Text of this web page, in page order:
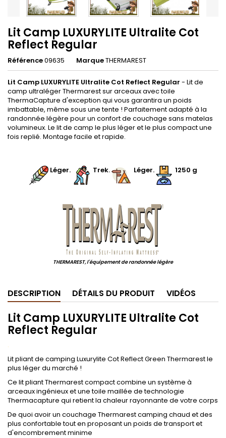
Lit Camp LUXURYLITE Ultralite Cot
Reflect Regular
Référence09635 MarqueTHERMAREST
Lit Camp LUXURYLITE Ultralite Cot Reflect Regular - Lit de
camp ultraléger Thermarest sur arceaux avec toile
ThermaCapture d'exception qui vous garantira un poids
imbattable, même sous une tente ! Parfaitement adapté à la
randonnée légère pour un confort de couchage sans matelas
volumineux. Le lit de camp le plus léger et le plus compact une
fois replié. Montage facile et rapide.
Léger.
Trek. Léger. 1250 g
THERMAREST, l'équipement de randonnée légère
DESCRIPTION DÉTAILS DU PRODUIT VIDÉOS
Lit Camp LUXURYLITE Ultralite Cot
Reflect Regular
.
Lit pliant de camping Luxurylite Cot Reflect Green Thermarest le
plus léger du marché !
Ce lit pliant Thermarest compact combine un système à
arceaux ingénieux et une toile maillée de technologie
Thermacapture qui retient la chaleur rayonnante de votre corps
De quoi avoir un couchage Thermarest camping chaud et des
plus confortable tout en proposant un poids de transport et
d'encombrement minime